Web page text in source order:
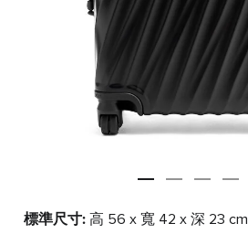
標準尺寸: 高 56 x 寬 42 x 深 23 cm